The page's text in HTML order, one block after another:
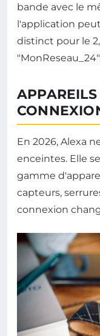
bande avec le
l'application
distinct pour le
En 2026, Alexa
enceintes. Elle
gamme
capteurs,
connexion